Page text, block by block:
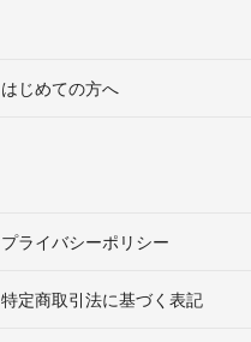
はじめての方へ
プライバシーポリシー
特定商取引法に基づく表記